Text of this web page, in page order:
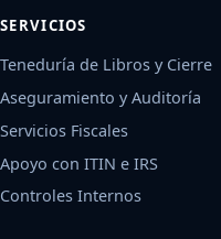
SERVICIOS
Teneduría de Libros y Cierre
Aseguramiento y Auditoría
Servicios Fiscales
Apoyo con ITIN e IRS
Controles Internos